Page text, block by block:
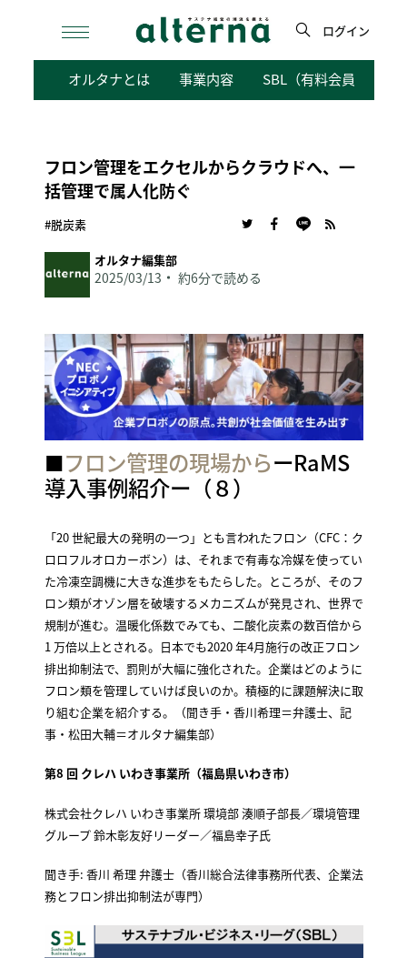
検
ログイン
オルタナとは 事業内容 SBL（有料会員向けサ
フロン管理をエクセルからクラウドへ、一
括管理で属人化防ぐ
#脱炭素
オルタナ編集部
2025/03/13 約6分で読める
■フロン管理の現場からーRaMS
導入事例紹介ー（８）
「20 世紀最大の発明の一つ」とも言われたフロン（CFC：ク
ロロフルオロカーボン）は、それまで有毒な冷媒を使ってい
た冷凍空調機に大きな進歩をもたらした。ところが、そのフ
ロン類がオゾン層を破壊するメカニズムが発見され、世界で
規制が進む。温暖化係数でみても、二酸化炭素の数百倍から
1 万倍以上とされる。日本でも2020 年4月施行の改正フロン
排出抑制法で、罰則が大幅に強化された。企業はどのように
フロン類を管理していけば良いのか。積極的に課題解決に取
り組む企業を紹介する。（聞き手・香川希理＝弁護士、記
事・松田大輔＝オルタナ編集部）
第8 回 クレハ いわき事業所（福島県いわき市）
株式会社クレハ いわき事業所 環境部 湊順子部長／環境管理
グループ 鈴木彰友好リーダー／福島幸子氏
聞き手: 香川 希理 弁護士（香川総合法律事務所代表、企業法
務とフロン排出抑制法が専門）